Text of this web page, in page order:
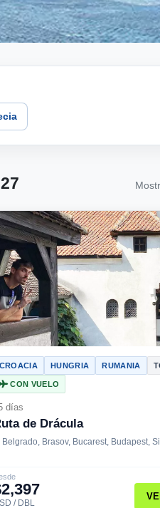
HUNGRIA RUMANIA
CON VUELO
días
de Drácula
Belgrado, Brasov, Bucarest, Budapest,
/ DBL